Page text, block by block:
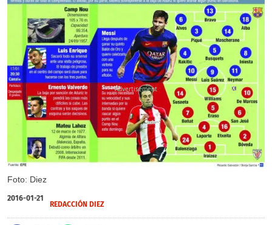
Foto: Diez
X
2016-01-21
REDACCIÓN DIEZ